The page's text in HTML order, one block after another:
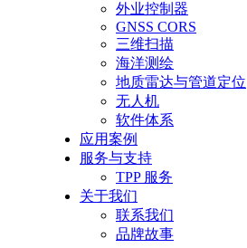
外业控制器
GNSS CORS
三维扫描
海洋测绘
地质雷达与管道定位
无人机
软件体系
应用案例
服务与支持
TPP 服务
关于我们
联系我们
品牌故事